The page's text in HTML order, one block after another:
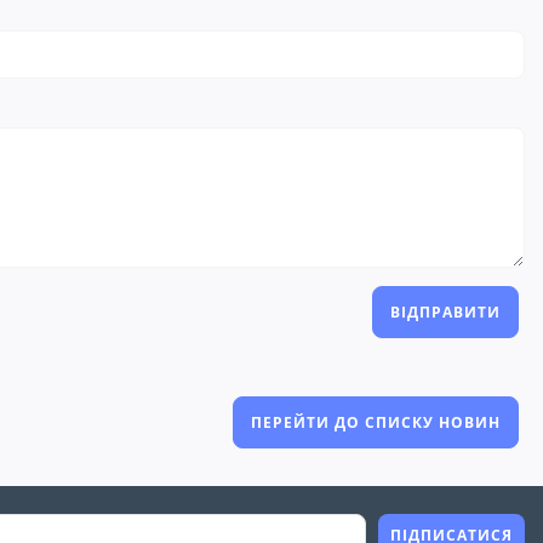
ВІДПРАВИТИ
ПЕРЕЙТИ ДО СПИСКУ НОВИН
ПІДПИСАТИСЯ